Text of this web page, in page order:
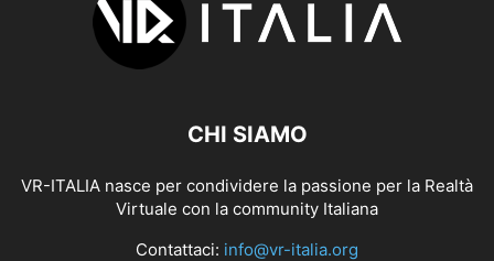
CHI SIAMO
VR-ITALIA nasce per condividere la passione per la Realtà
Virtuale con la community Italiana
Contattaci: info@vr-italia.org